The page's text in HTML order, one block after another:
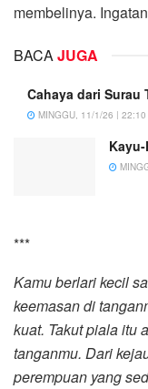
membelinya.
BACAJUGA
Cahaya dari Surau
MINGGU, 11/1/26 | 22:10
***
Kamu berlari kecil
keemasan di
kuat. Takut piala itu
tanganmu. Dari
perempuan yang